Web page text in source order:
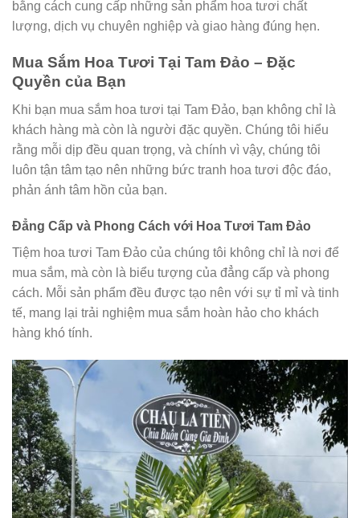
bằng cách cung cấp những sản phẩm hoa tươi chất
lượng, dịch vụ chuyên nghiệp và giao hàng đúng hẹn.
Mua Sắm Hoa Tươi Tại Tam Đảo – Đặc
Quyền của Bạn
Khi bạn mua sắm hoa tươi tại Tam Đảo, bạn không chỉ là
khách hàng mà còn là người đặc quyền. Chúng tôi hiểu
rằng mỗi dịp đều quan trọng, và chính vì vậy, chúng tôi
luôn tận tâm tạo nên những bức tranh hoa tươi độc đáo,
phản ánh tâm hồn của bạn.
Đẳng Cấp và Phong Cách với Hoa Tươi Tam Đảo
Tiệm hoa tươi Tam Đảo của chúng tôi không chỉ là nơi để
mua sắm, mà còn là biểu tượng của đẳng cấp và phong
cách. Mỗi sản phẩm đều được tạo nên với sự tỉ mỉ và tinh
tế, mang lại trải nghiệm mua sắm hoàn hảo cho khách
hàng khó tính.